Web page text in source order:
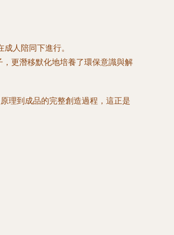
人陪同下進行。
，更潛移默化地培養了環保意識與解
理到成品的完整創造過程，這正是